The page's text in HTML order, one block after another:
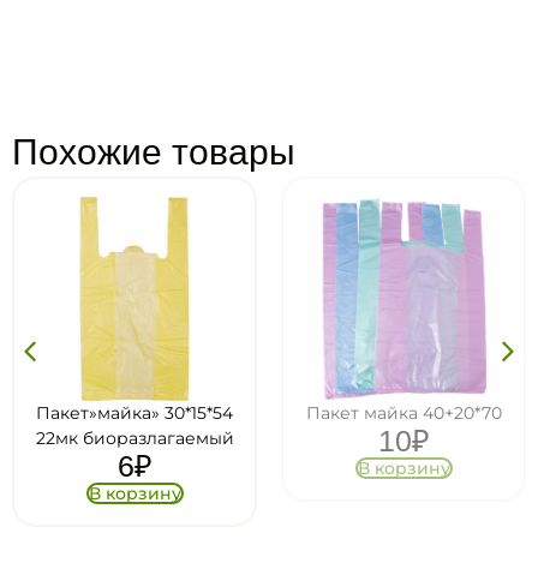
Похожие товары
Пакет»майка» 30*15*54
22мк биоразлагаемый
6₽
В корзину
Пакет майка 40+20*70
10₽
В корзину